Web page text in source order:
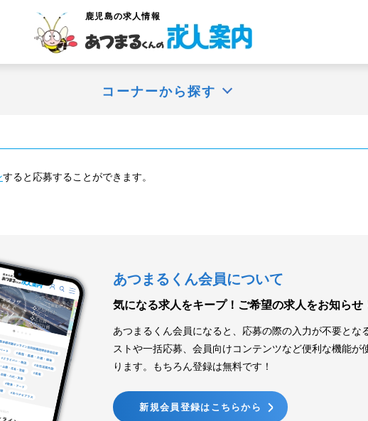
鹿児島の求人情報
コーナーから探す
すると応募することができます。
あつまるくん会員について
気になる求人をキープ！ ご希望の求人をお知らせ
あつまるくん会員になると、応募の際の入力が不要とな
ストや一括応募、会員向けコンテンツなど便利な機能が
ります。もちろん登録は無料です！
新規会員登録はこちらから